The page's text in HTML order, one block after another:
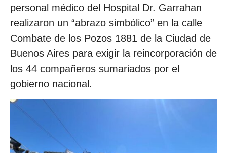
personal médico del Hospital Dr. Garrahan
realizaron un “abrazo simbólico” en la calle
Combate de los Pozos 1881 de la Ciudad de
Buenos Aires para exigir la reincorporación de
los 44 compañeros sumariados por el
gobierno nacional.